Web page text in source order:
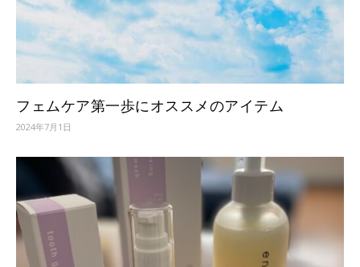
フェムケア第一歩にオススメのアイテム
2024年7月1日